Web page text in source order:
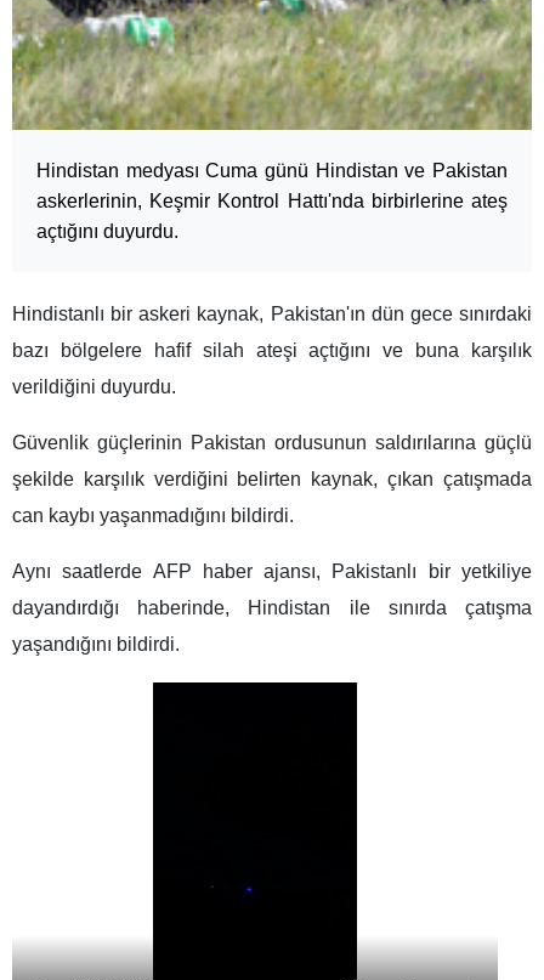
Hindistan medyası Cuma günü Hindistan ve Pakistan
askerlerinin, Keşmir Kontrol Hattı'nda birbirlerine ateş
açtığını duyurdu.
Hindistanlı bir askeri kaynak, Pakistan'ın dün gece sınırdaki
bazı bölgelere hafif silah ateşi açtığını ve buna karşılık
verildiğini duyurdu.
Güvenlik güçlerinin Pakistan ordusunun saldırılarına güçlü
şekilde karşılık verdiğini belirten kaynak, çıkan çatışmada
can kaybı yaşanmadığını bildirdi.
Aynı saatlerde AFP haber ajansı, Pakistanlı bir yetkiliye
dayandırdığı haberinde, Hindistan ile sınırda çatışma
yaşandığını bildirdi.